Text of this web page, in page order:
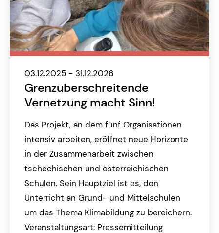
03.12.2025 - 31.12.2026
Grenzüberschreitende
Vernetzung macht Sinn!
Das Projekt, an dem fünf Organisationen
intensiv arbeiten, eröffnet neue Horizonte
in der Zusammenarbeit zwischen
tschechischen und österreichischen
Schulen. Sein Hauptziel ist es, den
Unterricht an Grund- und Mittelschulen
um das Thema Klimabildung zu bereichern.
Veranstaltungsart: Pressemitteilung